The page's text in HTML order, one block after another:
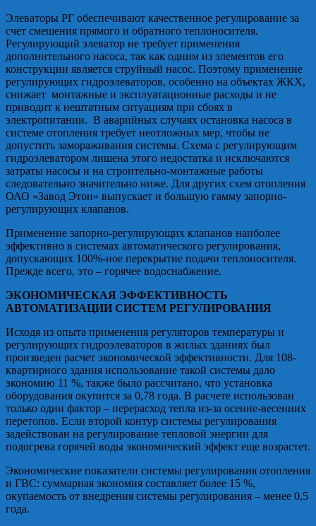
Элеваторы РГ обеспечивают качественное регулирование за
счет смешения прямого и обратного теплоносителя.
Регулирующий элеватор не требует применения
дополнительного насоса, так как одним из элементов его
конструкции является струйный насос. Поэтому применение
регулирующих гидроэлеваторов, особенно на объектах ЖКХ,
снижает монтажные и эксплуатационные расходы и не
приводит к нештатным ситуациям при сбоях в
электропитании. В аварийных случаях остановка насоса в
системе отопления требует неотложных мер, чтобы не
допустить замораживания системы. Схема с регулирующим
гидроэлеватором лишена этого недостатка и исключаются
затраты насосы и на строительно-монтажные работы
следовательно значительно ниже. Для других схем отопления
ОАО «Завод Этон» выпускает и большую гамму запорно-
регулирующих клапанов.
Применение запорно-регулирующих клапанов наиболее
эффективно в системах автоматического регулирования,
допускающих 100%-ное перекрытие подачи теплоносителя.
Прежде всего, это – горячее водоснабжение.
ЭКОНОМИЧЕСКАЯ ЭФФЕКТИВНОСТЬ
АВТОМАТИЗАЦИИ СИСТЕМ РЕГУЛИРОВАНИЯ
Исходя из опыта применения регуляторов температуры и
регулирующих гидроэлеваторов в жилых зданиях был
произведен расчет экономической эффективности. Для 108-
квартирного здания использование такой системы дало
экономию 11 %, также было рассчитано, что установка
оборудования окупится за 0,78 года. В расчете использован
только один фактор – перерасход тепла из-за осенне-весенних
перетопов. Если второй контур системы регулирования
задействован на регулирование тепловой энергии для
подогрева горячей воды экономический эффект еще возрастет.
Экономические показатели системы регулирования отопления
и ГВС: суммарная экономия составляет более 15 %,
окупаемость от внедрения системы регулирования – менее 0,5
года.